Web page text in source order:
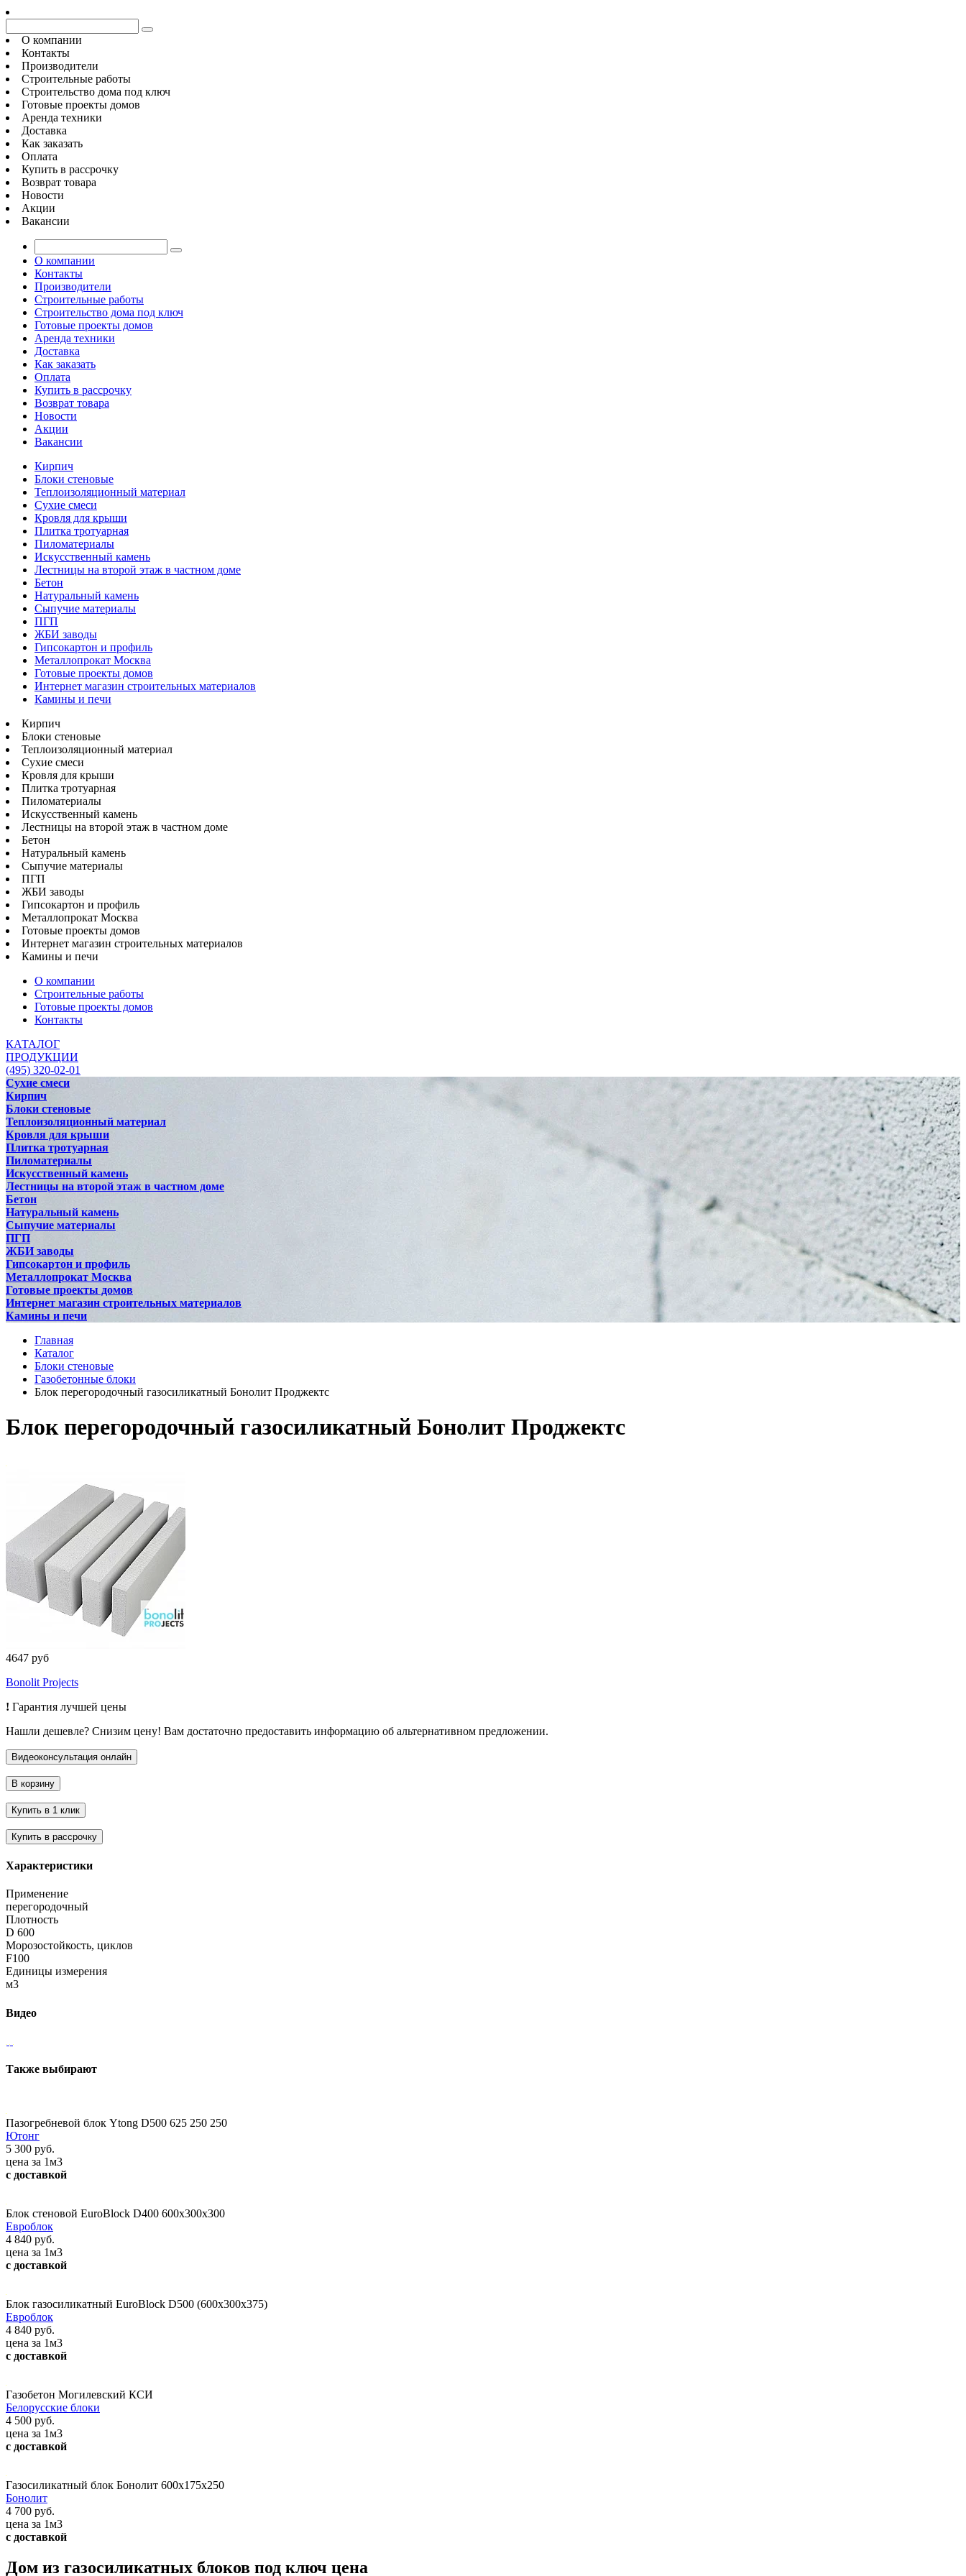
О компании
Контакты
Производители
Строительные работы
Строительство дома под ключ
Готовые проекты домов
Аренда техники
Доставка
Как заказать
Оплата
Купить в рассрочку
Возврат товара
Новости
Акции
Вакансии
О компании
Контакты
Производители
Строительные работы
Строительство дома под ключ
Готовые проекты домов
Аренда техники
Доставка
Как заказать
Оплата
Купить в рассрочку
Возврат товара
Новости
Акции
Вакансии
Кирпич
Блоки стеновые
Теплоизоляционный материал
Сухие смеси
Кровля для крыши
Плитка тротуарная
Пиломатериалы
Искусственный камень
Лестницы на второй этаж в частном доме
Бетон
Натуральный камень
Сыпучие материалы
ПГП
ЖБИ заводы
Гипсокартон и профиль
Металлопрокат Москва
Готовые проекты домов
Интернет магазин строительных материалов
Камины и печи
Кирпич
Блоки стеновые
Теплоизоляционный материал
Сухие смеси
Кровля для крыши
Плитка тротуарная
Пиломатериалы
Искусственный камень
Лестницы на второй этаж в частном доме
Бетон
Натуральный камень
Сыпучие материалы
ПГП
ЖБИ заводы
Гипсокартон и профиль
Металлопрокат Москва
Готовые проекты домов
Интернет магазин строительных материалов
Камины и печи
О компании
Строительные работы
Готовые проекты домов
Контакты
КАТАЛОГ
ПРОДУКЦИИ
(495) 320-02-01
Сухие смеси
Кирпич
Блоки стеновые
Теплоизоляционный материал
Кровля для крыши
Плитка тротуарная
Пиломатериалы
Искусственный камень
Лестницы на второй этаж в частном доме
Бетон
Натуральный камень
Сыпучие материалы
ПГП
ЖБИ заводы
Гипсокартон и профиль
Металлопрокат Москва
Готовые проекты домов
Интернет магазин строительных материалов
Камины и печи
Главная
Каталог
Блоки стеновые
Газобетонные блоки
Блок перегородочный газосиликатный Бонолит Проджектс
Блок перегородочный газосиликатный Бонолит Проджектс
4647 руб
Bonolit Projects
! Гарантия лучшей цены
Нашли дешевле? Снизим цену! Вам достаточно предоставить информацию об альтернативном предложении.
Характеристики
Применение
перегородочный
Плотность
D 600
Морозостойкость, циклов
F100
Единицы измерения
м3
Видео
Также выбирают
Пазогребневой блок Ytong D500 625 250 250
Ютонг
5 300 руб.
цена за 1м3
с доставкой
Блок стеновой EuroBlock D400 600x300x300
Евроблок
4 840 руб.
цена за 1м3
с доставкой
Блок газосиликатный EuroBlock D500 (600x300x375)
Евроблок
4 840 руб.
цена за 1м3
с доставкой
Газобетон Могилевский КСИ
Белорусские блоки
4 500 руб.
цена за 1м3
с доставкой
Газосиликатный блок Бонолит 600x175x250
Бонолит
4 700 руб.
цена за 1м3
с доставкой
Дом из газосиликатных блоков под ключ цена